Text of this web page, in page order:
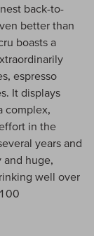
back-to-
better than
boasts a
espresso
It displays
complex,
in the
years and
and huge,
well over